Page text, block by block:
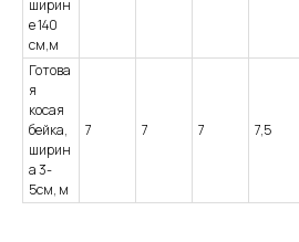
ширин
е 140
см,м
Готова
я
косая
бейка,
ширин
а 3-
5см, м
7 7 7 7,5